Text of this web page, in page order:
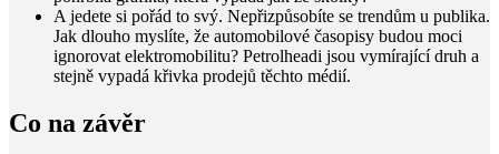
A jedete si pořád to svý. Nepřizpůsobíte se trendům u publika.
Jak dlouho myslíte, že automobilové časopisy budou moci
ignorovat elektromobilitu? Petrolheadi jsou vymírající druh a
stejně vypadá křivka prodejů těchto médií.
Co na závěr